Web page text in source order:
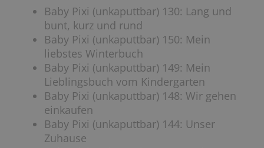
Baby Pixi (unkaputtbar) 130: Lang und
bunt, kurz und rund
Baby Pixi (unkaputtbar) 150: Mein
liebstes Winterbuch
Baby Pixi (unkaputtbar) 149: Mein
Lieblingsbuch vom Kindergarten
Baby Pixi (unkaputtbar) 148: Wir gehen
einkaufen
Baby Pixi (unkaputtbar) 144: Unser
Zuhause